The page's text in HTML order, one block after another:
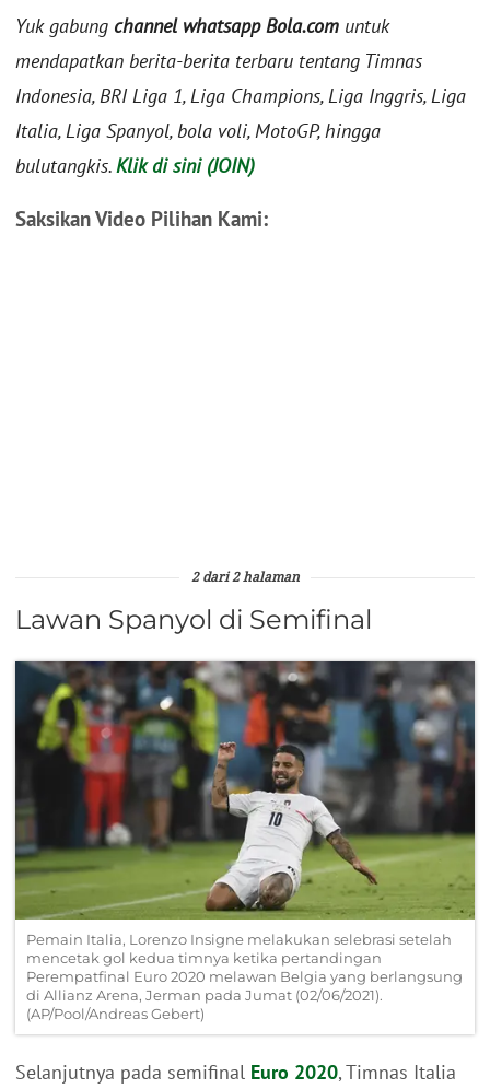
Yuk gabung channel whatsapp Bola.com untuk
mendapatkan berita-berita terbaru tentang Timnas
Indonesia, BRI Liga 1, Liga Champions, Liga Inggris, Liga
Italia, Liga Spanyol, bola voli, MotoGP, hingga
bulutangkis.Klik di sini (JOIN)
Saksikan Video Pilihan Kami:
2 dari 2 halaman
Lawan Spanyol di Semifinal
Pemain Italia, Lorenzo Insigne melakukan selebrasi setelah
mencetak gol kedua timnya ketika pertandingan
Perempatfinal Euro 2020 melawan Belgia yang berlangsung
di Allianz Arena, Jerman pada Jumat (02/06/2021).
(AP/Pool/Andreas Gebert)
Selanjutnya pada semifinal Euro 2020, Timnas Italia